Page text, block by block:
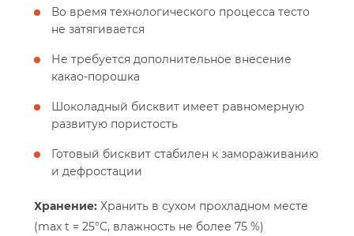
Во время технологического процесса тесто
не затягивается
Не требуется дополнительное внесение
какао-порошка
Шоколадный бисквит имеет равномерную
развитую пористость
Готовый бисквит стабилен к замораживанию
и дефростации
Хранение: Хранить в сухом прохладном месте
(max t = 25°C, влажность не более 75 %)